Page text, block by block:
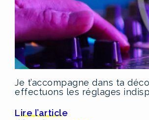
Je t’accompagne dans ta
effectuons les réglages
Lire l’article